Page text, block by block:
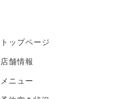
トップページ
店舗情報
メニュー